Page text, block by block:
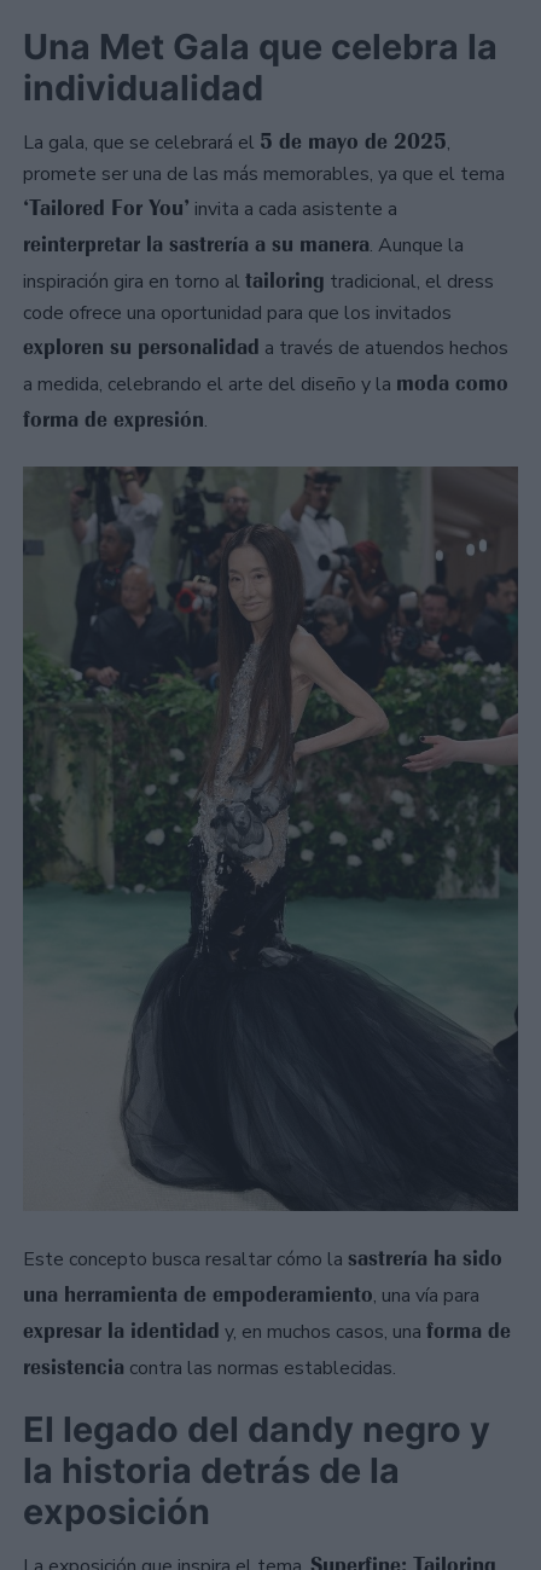
Una Met Gala que celebra la
individualidad
La gala, que se celebrará el 5 de mayo de 2025,
promete ser una de las más memorables, ya que el tema
‘Tailored For You’ invita a cada asistente a
reinterpretar la sastrería a su manera. Aunque la
inspiración gira en torno al tailoring tradicional, el dress
code ofrece una oportunidad para que los invitados
exploren su personalidad a través de atuendos hechos
a medida, celebrando el arte del diseño y la moda como
forma de expresión.
Este concepto busca resaltar cómo la sastrería ha sido
una herramienta de empoderamiento, una vía para
expresar la identidad y, en muchos casos, una forma de
resistencia contra las normas establecidas.
El legado del dandy negro y
la historia detrás de la
exposición